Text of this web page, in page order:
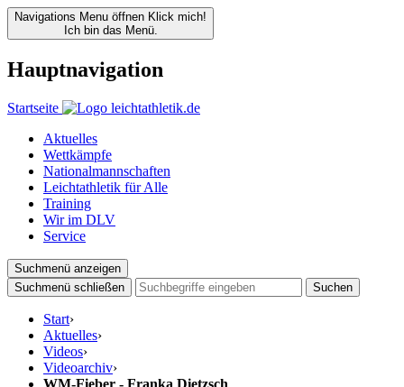
Navigations Menu öffnen Klick mich!
Ich bin das Menü.
Hauptnavigation
Startseite
Aktuelles
Wettkämpfe
Nationalmannschaften
Leichtathletik für Alle
Training
Wir im DLV
Service
Suchmenü anzeigen
Suchmenü schließen
Suchen
Start›
Aktuelles›
Videos›
Videoarchiv›
WM-Fieber - Franka Dietzsch